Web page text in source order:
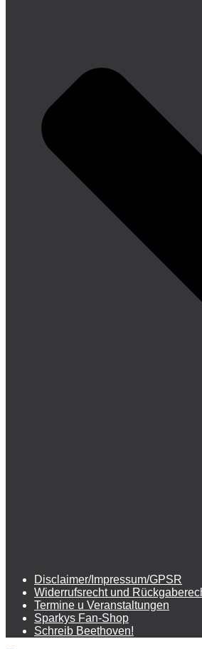
Disclaimer/Impressum/GPSR
Widerrufsrecht und
Termine u Veranstaltungen
Sparkys Fan-Shop
Schreib Beethoven!